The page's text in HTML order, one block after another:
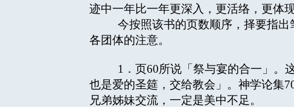
迹中一年比一年更深入，更活络，更体
今按照该书的页数顺序，择要指出
各团体的注意。
1．页60所说「祭与宴的合一」。
也是爱的圣筵，交给教会」。神学论集
兄弟姊妹交流，一定是美中不足。